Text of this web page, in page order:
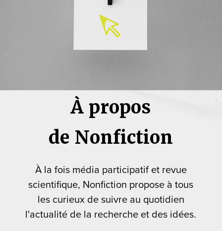
À propos
de Nonfiction
À la fois média participatif et revue
scientifique, Nonfiction propose à tous
les curieux de suivre au quotidien
l'actualité de la recherche et des idées.